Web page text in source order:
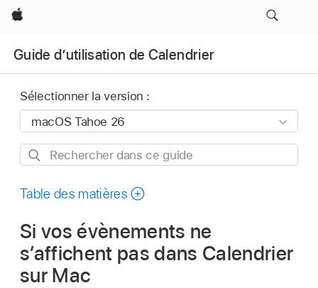
Apple
Guide d’utilisation de Calendrier
Sélectionner la version :
Rechercher
ce
Table des matières
Si vos évènements ne
s’affichent pas dans Calendrier
sur Mac